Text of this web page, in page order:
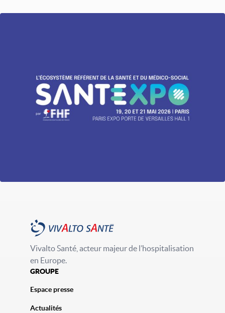
Vivalto Santé, acteur majeur de l’hospitalisation
en Europe.
GROUPE
Espace presse
Actualités